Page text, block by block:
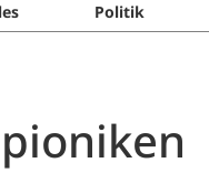
Politik